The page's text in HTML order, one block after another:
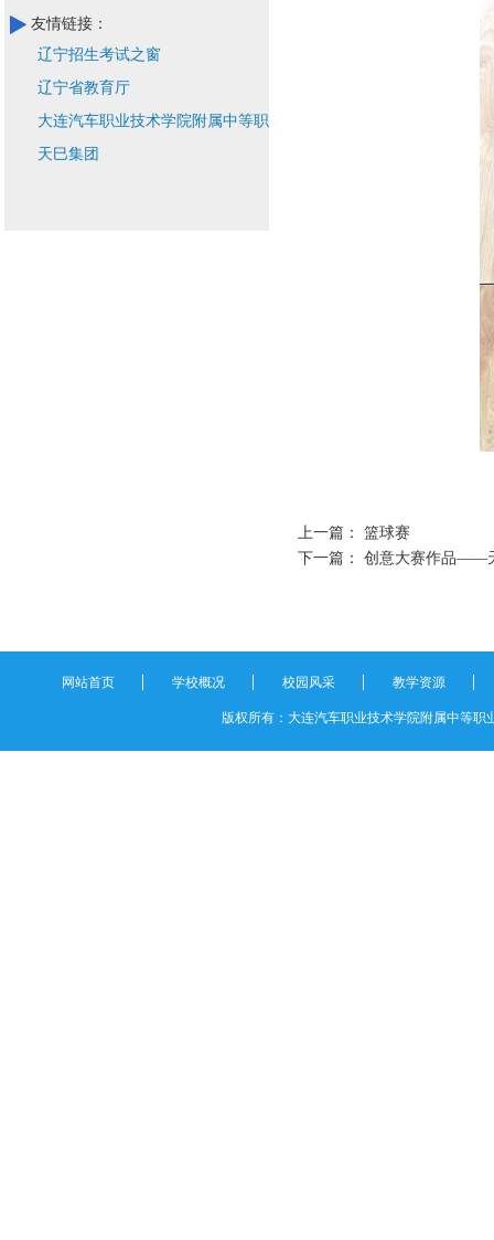
友情链接：
辽宁招生考试之窗
辽宁省教育厅
大连汽车职业技术学院附属中等职业
技术学校
天巳集团
上一篇： 篮球赛
下一篇： 创意大赛作品——
网站首页 学校概况 校园风采 教学资源
版权所有：大连汽车职业技术学院附属中